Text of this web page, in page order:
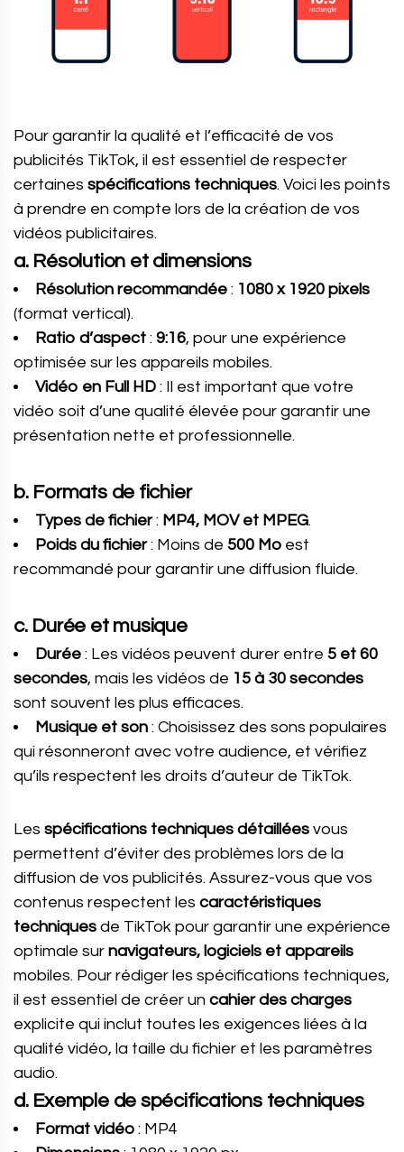
Pour garantir la qualité et l’efficacité de vos
publicités TikTok, il est essentiel de respecter
certaines spécifications techniques. Voici les points
à prendre en compte lors de la création de vos
vidéos publicitaires.
a. Résolution et dimensions
Résolution recommandée : 1080 x 1920 pixels
(format vertical).
Ratio d’aspect : 9:16, pour une expérience
optimisée sur les appareils mobiles.
Vidéo en Full HD : Il est important que votre
vidéo soit d’une qualité élevée pour garantir une
présentation nette et professionnelle.
b. Formats de fichier
Types de fichier: MP4, MOV et MPEG.
Poids du fichier: Moins de 500 Mo est
recommandé pour garantir une diffusion fluide.
c. Durée et musique
Durée : Les vidéos peuvent durer entre 5 et 60
secondes, mais les vidéos de 15 à 30 secondes
sont souvent les plus efficaces.
Musique et son : Choisissez des sons populaires
qui résonneront avec votre audience, et vérifiez
qu’ils respectent les droits d’auteur de TikTok.
Les spécifications techniques détaillées vous
permettent d’éviter des problèmes lors de la
diffusion de vos publicités. Assurez-vous que vos
contenus respectent les caractéristiques
techniques de TikTok pour garantir une expérience
optimale sur navigateurs, logiciels et appareils
mobiles. Pour rédiger les spécifications techniques,
il est essentiel de créer un cahier des charges
explicite qui inclut toutes les exigences liées à la
qualité vidéo, la taille du fichier et les paramètres
audio.
d. Exemple de spécifications techniques
Format vidéo : MP4